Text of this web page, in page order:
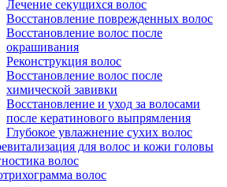
Лечение секущихся волос
Восстановление поврежденных волос
Восстановление волос после
окрашивания
Реконструкция волос
Восстановление волос после
химической завивки
Восстановление и уход за волосами
после кератинового выпрямления
Глубокое увлажнение сухих волос
для волос и кожи головы
волос
волос